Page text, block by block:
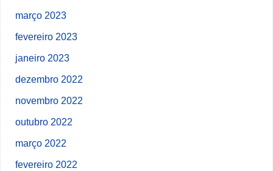
março 2023
fevereiro 2023
janeiro 2023
dezembro 2022
novembro 2022
outubro 2022
março 2022
fevereiro 2022